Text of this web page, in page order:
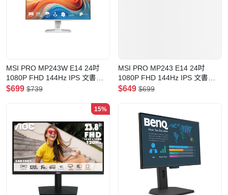
MSI PRO MP243W E14 24吋
1080P FHD 144Hz IPS 文書顯
示器
$699 $739
MSI PRO MP243 E14 24吋
1080P FHD 144Hz IPS 文書顯
示器
$649 $699
15%